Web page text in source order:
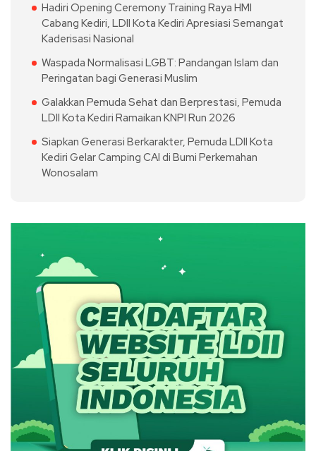
Hadiri Opening Ceremony Training Raya HMI
Cabang Kediri, LDII Kota Kediri Apresiasi Semangat
Kaderisasi Nasional
Waspada Normalisasi LGBT: Pandangan Islam dan
Peringatan bagi Generasi Muslim
Galakkan Pemuda Sehat dan Berprestasi, Pemuda
LDII Kota Kediri Ramaikan KNPI Run 2026
Siapkan Generasi Berkarakter, Pemuda LDII Kota
Kediri Gelar Camping CAI di Bumi Perkemahan
Wonosalam